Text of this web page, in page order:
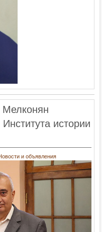
истории
и объявления